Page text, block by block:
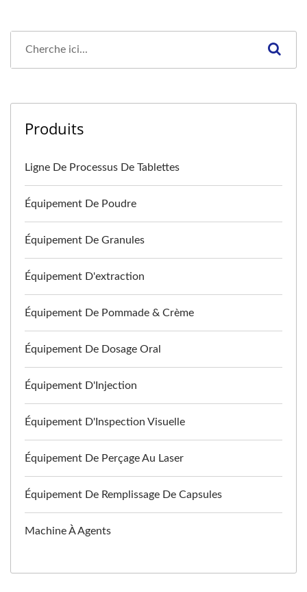
Produits
Ligne De Processus De Tablettes
Équipement De Poudre
Équipement De Granules
Équipement D'extraction
Équipement De Pommade & Crème
Équipement De Dosage Oral
Équipement D'Injection
Équipement D'Inspection Visuelle
Équipement De Perçage Au Laser
Équipement De Remplissage De Capsules
Machine À Agents